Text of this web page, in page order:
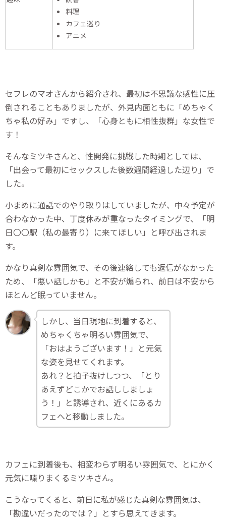
料理
カフェ巡り
アニメ
セフレのマオさんから紹介され、最初は不思議な感性に圧
倒されることもありましたが、外見内面ともに「めちゃく
ちゃ私の好み」ですし、「心身ともに相性抜群」な女性で
す！
そんなミツキさんと、性開発に挑戦した時期としては、
「出会って最初にセックスした後数週間経過した辺り」で
した。
小まめに通話でのやり取りはしていましたが、中々予定が
合わなかった中、丁度休みが重なったタイミングで、「明
日〇〇駅（私の最寄り）に来てほしい」と呼び出されま
す。
かなり真剣な雰囲気で、その後連絡しても返信がなかった
ため、「悪い話しかも」と不安が煽られ、前日は不安から
ほとんど眠っていません。
しかし、当日現地に到着すると、
めちゃくちゃ明るい雰囲気で、
「おはようございます！」と元気
な姿を見せてくれます。
あれ？と拍子抜けしつつ、「とり
あえずどこかでお話ししましょ
う！」と誘導され、近くにあるカ
フェへと移動しました。
カフェに到着後も、相変わらず明るい雰囲気で、とにかく
元気に喋りまくるミツキさん。
こうなってくると、前日に私が感じた真剣な雰囲気は、
「勘違いだったのでは？」とすら思えてきます。